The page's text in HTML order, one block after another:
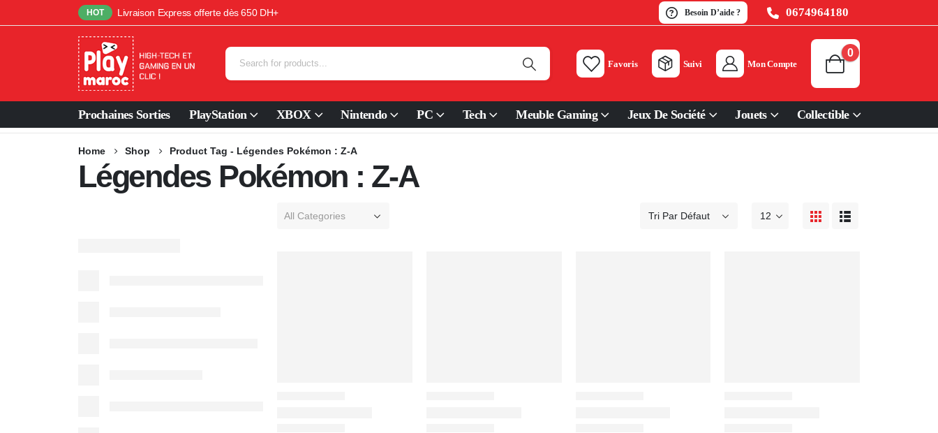
HOT Livraison Express offerte dès 650 DH+ Besoin D’aide ? 0674964180
Favoris Suivi Mon Compte
0
Prochaines Sorties PlayStation XBOX Nintendo PC Tech Meuble Gaming Jeux De Société Jouets Collectible
Home Shop Product Tag - Légendes Pokémon : Z-A
Légendes Pokémon : Z-A
All Categories